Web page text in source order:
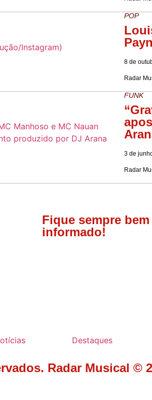
POP
8 de
Radar
FUNK
3 de
Radar
Fique sempre bem
informado!
Destaques
Radar Musical ©